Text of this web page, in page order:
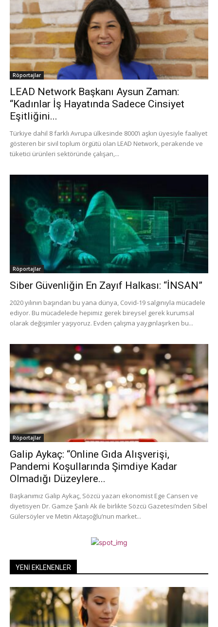
Röportajlar
LEAD Network Başkanı Aysun Zaman:
“Kadınlar İş Hayatında Sadece Cinsiyet
Eşitliğini...
Türkiye dahil 8 farklı Avrupa ülkesinde 8000’i aşkın üyesiyle faaliyet
gösteren bir sivil toplum örgütü olan LEAD Network, perakende ve
tüketici ürünleri sektöründe çalışan,...
Röportajlar
Siber Güvenliğin En Zayıf Halkası: “İNSAN”
2020 yılının başından bu yana dünya, Covid-19 salgınıyla mücadele
ediyor. Bu mücadelede hepimiz gerek bireysel gerek kurumsal
olarak değişimler yaşıyoruz. Evden çalışma yaygınlaşırken bu...
Röportajlar
Galip Aykaç: “Online Gıda Alışverişi,
Pandemi Koşullarında Şimdiye Kadar
Olmadığı Düzeylere...
Başkanımız Galip Aykaç, Sözcü yazarı ekonomist Ege Cansen ve
diyetisyen Dr. Gamze Şanlı Ak ile birlikte Sözcü Gazetesi’nden Sibel
Gülersöyler ve Metin Aktaşoğlu’nun market...
YENİ EKLENENLER